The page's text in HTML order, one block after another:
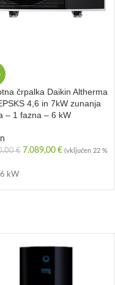
črpalka Daikin Altherma
4,6 in 7kW zunanja
– 1 fazna – 6 kW
€ 7.089,00 € (vključen 22 %
kW